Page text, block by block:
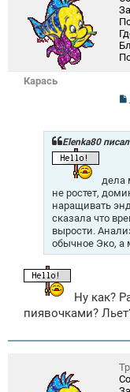
Карась
Elenka80
дела
не ростет,
наращивать
сказала что
вырости.
обычное Эко, а
Ну как?
пиявочками?